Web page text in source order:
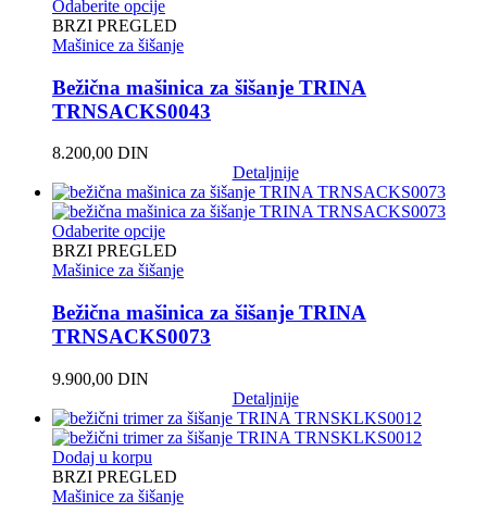
Odaberite opcije
BRZI PREGLED
Mašinice za šišanje
Bežična mašinica za šišanje TRINA
TRNSACKS0043
8.200,00 DIN
Detaljnije
Odaberite opcije
BRZI PREGLED
Mašinice za šišanje
Bežična mašinica za šišanje TRINA
TRNSACKS0073
9.900,00 DIN
Detaljnije
Dodaj u korpu
BRZI PREGLED
Mašinice za šišanje